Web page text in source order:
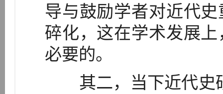
导与鼓励学者对近代
碎化，这在学术发展
必要的。
其二，当下近代史